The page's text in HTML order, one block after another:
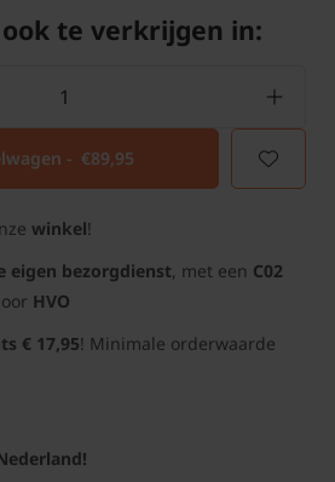
te verkrijgen in:
- €89,95
winkel!
eigen bezorgdienst, met een C02
HVO
€ 17,95! Minimale orderwaarde